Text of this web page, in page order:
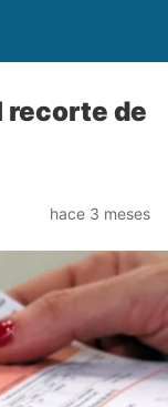
recorte de
hace 3 meses